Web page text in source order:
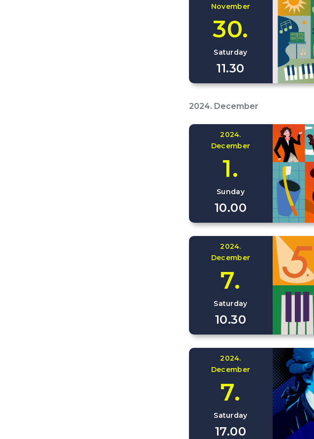
November
30.
Saturday
11.30
2024. December
2024.
December
1.
Sunday
10.00
2024.
December
7.
Saturday
10.30
2024.
December
7.
Saturday
17.00